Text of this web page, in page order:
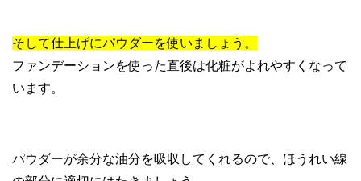
そして仕上げにパウダーを使いましょう。
ファンデーションを使った直後は化粧がよれやすくなって
います。
パウダーが余分な油分を吸収してくれるので、ほうれい線